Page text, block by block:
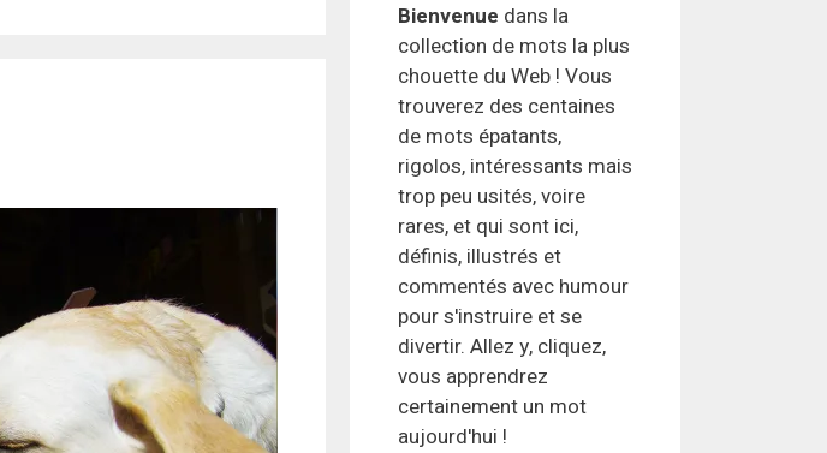
Bienvenue dans la
collection de mots la plus
chouette du Web ! Vous
trouverez des centaines
de mots épatants,
rigolos, intéressants mais
trop peu usités, voire
rares, et qui sont ici,
définis, illustrés et
commentés avec humour
pour s'instruire et se
divertir. Allez y, cliquez,
vous apprendrez
certainement un mot
aujourd'hui !